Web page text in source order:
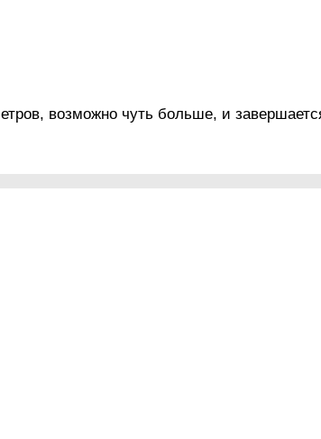
возможно чуть больше, и